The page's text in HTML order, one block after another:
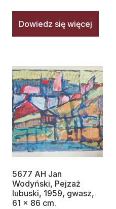
Dowiedz się więcej
5677 AH Jan
Wodyński, Pejzaż
lubuski, 1959, gwasz,
61 x 86 cm.